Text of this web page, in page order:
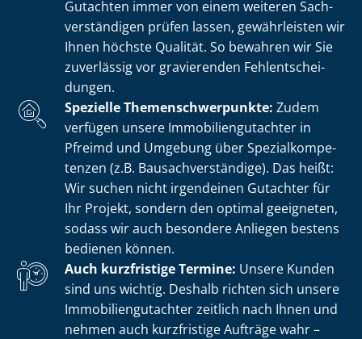
Gutachten immer von einem weiteren Sach­
ver­stän­di­gen prüfen lassen, gewährleisten wir
Ihnen höchste Qualität. So bewahren wir Sie
zuverlässig vor gravierenden Fehl­ent­schei­
dun­gen.
Spezielle The­men­schwer­punk­te: Zudem
verfügen unsere Im­mo­bi­li­en­gut­ach­ter in
Pfreimd und Umgebung über Spe­zi­al­kom­pe­
ten­zen (z.B. Bau­sach­ver­stän­di­ge). Das heißt:
Wir suchen nicht irgendeinen Gutachter für
Ihr Projekt, sondern den optimal geeigneten,
sodass wir auch besondere Anliegen bestens
bedienen können.
Auch kurzfristige Termine: Unsere Kunden
sind uns wichtig. Deshalb richten sich unsere
Im­mo­bi­li­en­gut­ach­ter zeitlich nach Ihnen und
nehmen auch kurzfristige Aufträge wahr –